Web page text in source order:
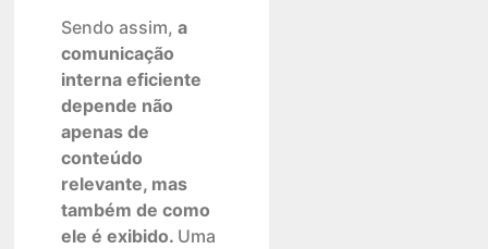
Sendo assim, a
comunicação
interna eficiente
depende não
apenas de
conteúdo
relevante, mas
também de como
ele é exibido. Uma